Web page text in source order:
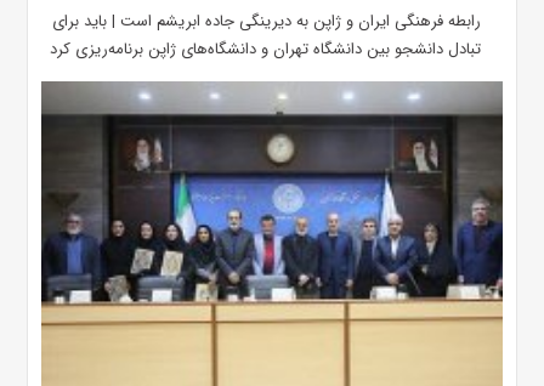
رابطه فرهنگی ایران و ژاپن به دیرینگی جاده ابریشم است | باید برای
تبادل دانشجو بین دانشگاه تهران و دانشگاه‌های ژاپن برنامه‌ریزی کرد